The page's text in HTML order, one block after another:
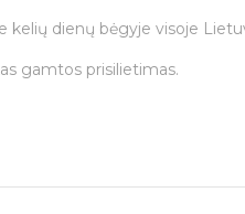
dienų bėgyje visoje
gamtos prisilietimas.